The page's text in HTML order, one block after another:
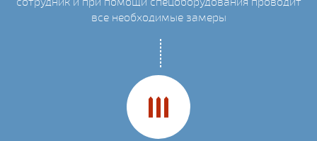
все необходимые замеры